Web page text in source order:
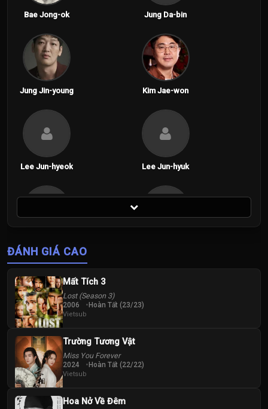
Bae Jong-ok Jung Da-bin
Jung Jin-young Kim Jae-won
Lee Jun-hyeok Lee Jun-hyuk
Shin Hye-sun
Yoon Tae-in
ĐÁNH GIÁ CAO
Mất Tích 3
Lost (Season 3)
2006 Hoàn Tất (23/23)
Vietsub
Trường Tương Vật
Miss You Forever
2024 Hoàn Tất (22/22)
Vietsub
Hoa Nở Về Đêm